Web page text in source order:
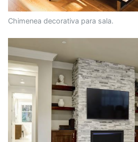
Chimenea decorativa para sala.